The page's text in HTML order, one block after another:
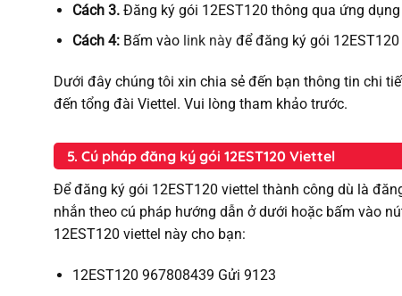
Cách 3. Đăng ký gói 12EST120 thông qua ứng
Cách 4: Bấm vào link này để đăng ký gói
Dưới đây chúng tôi xin chia sẻ đến bạn thông tin chi
đến tổng đài Viettel. Vui lòng tham khảo trước.
5. Cú pháp đăng ký gói 12EST120 Viettel
Để đăng ký gói 12EST120 viettel thành công dù là
nhắn theo cú pháp hướng dẫn ở dưới hoặc bấm vào
12EST120 viettel này cho bạn:
12EST120 967808439 Gửi 9123